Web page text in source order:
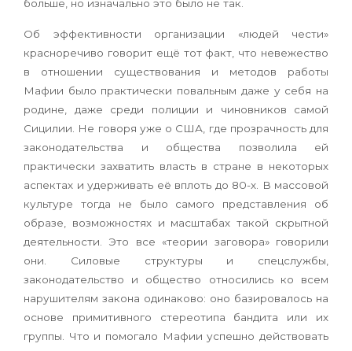
больше, но изначально это было не так.
Об эффективности организации «людей чести»
красноречиво говорит ещё тот факт, что невежество
в отношении существования и методов работы
Мафии было практически повальным даже у себя на
родине, даже среди полиции и чиновников самой
Сицилии. Не говоря уже о США, где прозрачность для
законодательства и общества позволила ей
практически захватить власть в стране в некоторых
аспектах и удерживать её вплоть до 80-х. В массовой
культуре тогда не было самого представления об
образе, возможностях и масштабах такой скрытной
деятельности. Это все «теории заговора» говорили
они. Силовые структуры и спецслужбы,
законодательство и общество относились ко всем
нарушителям закона одинаково: оно базировалось на
основе примитивного стереотипа бандита или их
группы. Что и помогало Мафии успешно действовать